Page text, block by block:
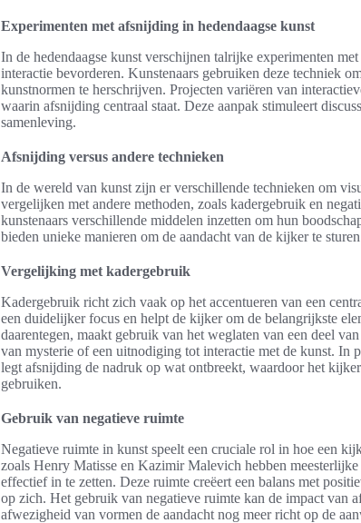
Experimenten met afsnijding in hedendaagse kunst
In de hedendaagse kunst verschijnen talrijke experimenten
interactie bevorderen. Kunstenaars gebruiken deze techniek
kunstnormen te herschrijven. Projecten variëren van
waarin afsnijding centraal staat. Deze aanpak stimuleert
samenleving.
Afsnijding versus andere technieken
In de wereld van kunst zijn er verschillende technieken om
vergelijken met andere methoden, zoals kadergebruik en
kunstenaars verschillende middelen inzetten om hun
bieden unieke manieren om de aandacht van de kijker te
Vergelijking met kadergebruik
Kadergebruik richt zich vaak op het accentueren van een
een duidelijker focus en helpt de kijker om de belangrijkste
daarentegen, maakt gebruik van het weglaten van een deel
van mysterie of een uitnodiging tot interactie met de kunst. In
legt afsnijding de nadruk op wat ontbreekt, waardoor het
gebruiken.
Gebruik van negatieve ruimte
Negatieve ruimte in kunst speelt een cruciale rol in hoe een
zoals Henry Matisse en Kazimir Malevich hebben
effectief in te zetten. Deze ruimte creëert een balans met
op zich. Het gebruik van negatieve ruimte kan de impact van
afwezigheid van vormen de aandacht nog meer richt op de